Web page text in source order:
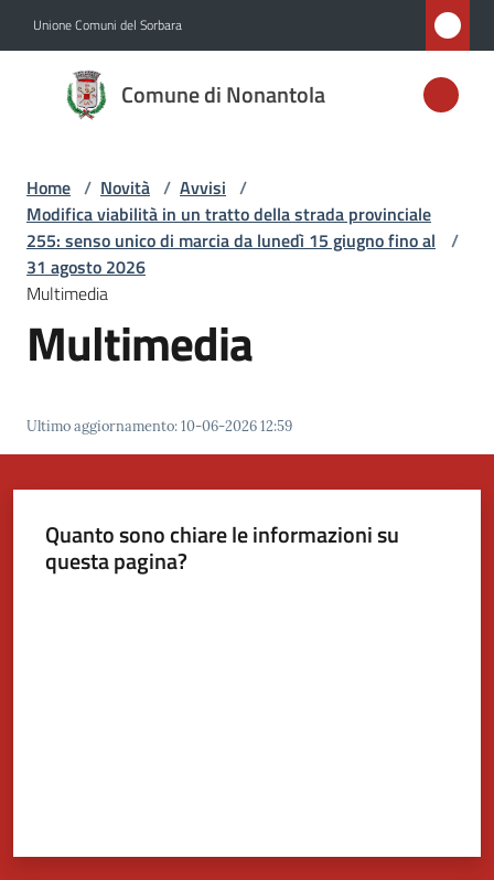
Unione Comuni del Sorbara
Comune di Nonantola
Comune di
Nonantola
Amministrazione
Novità
Menu selezionato
Servizi
Tutti
Home / Novità / Avvisi /
Modifica viabilità in un tratto della strada provinciale
255: senso unico di marcia da lunedì 15 giugno fino al
31 agosto 2026
/
Multimedia
Multimedia
Ultimo aggiornamento:10-06-2026 12:59
Quanto sono chiare le informazioni su
questa pagina?